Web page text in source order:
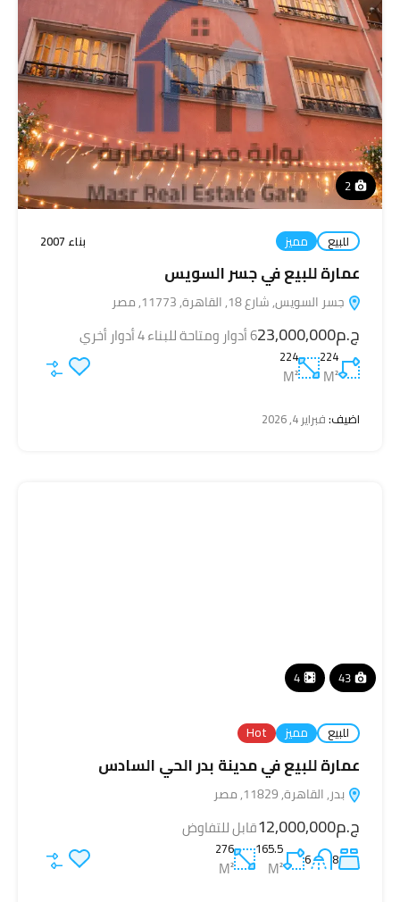
2
للبيع مميز بناء 2007
عمارة للبيع في جسر السويس
جسر السويس, شارع 18, القاهرة, 11773, مصر
ج.م23,000,000 6 أدوار ومتاحة للبناء 4 أدوار أخري
224
M²
224
M²
اضيف:فبراير 4, 2026
43
4
للبيع مميز Hot
عمارة للبيع في مدينة بدر الحي السادس
بدر, القاهرة, 11829, مصر
ج.م12,000,000 قابل للتفاوض
8
6
165.5
M²
276
M²